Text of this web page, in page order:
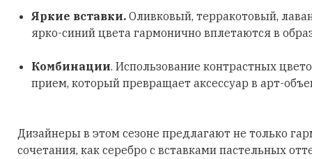
Яркие вставки. Оливковый, терракотовый,
ярко-синий цвета гармонично вплетаются в
Комбинации. Использование контрастных
прием, который превращает аксессуар в арт-
Дизайнеры в этом сезоне предлагают не только
сочетания, как серебро с вставками пастельных